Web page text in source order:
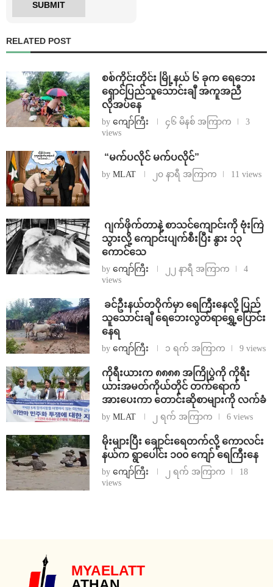
RELATED POST
စစ်ကိုင်းတိုင်း မြို့နယ် ၆ ခုက ရေဘေး
ရှောင်ပြည်သူသောင်းချီ အကူအညီ
လိုအပ်နေ
by ကျော်ကြီး ၄၆ မိနစ် အကြာက
3
views
⁨ ⁨“မက်ပလိုင် မက်ပလိုင်”
by MLAT ၂၀ နာရီ အကြာက 11 views
⁨⁩ ⁨ဂျက်ဖိုက်တာနဲ့ စာသင်ကျောင်းကို ဗုံးကြဲ
သွားလို့ ကျောင်းပျက်စီးပြီး နွား ၁၃
ကောင်သေ
by ကျော်ကြီး ၂၂ နာရီ အကြာက
4
views
⁩ ⁨ခင်ဦးနယ်တဝိုက်မှာ ရေကြီးနေလို့ ပြည်
သူသောင်းချီ ရေဘေးလွတ်ရာရွှေ့ပြောင်း
နေရ
by ကျော်ကြီး ၁ ရက် အကြာက 9 views
ကိုရီးယားက ၈၈၈၈ အကြိုပွဲကို ကိုရီး
ယားအမတ်ကိုယ်တိုင် တက်ရောက်
အားပေးကာ တောင်းဆိုစာများကို လက်ခံ
by MLAT ၂ ရက် အကြာက 6 views
⁨မိုးများပြီး ချောင်းရေတက်လို့ ကောလင်း
နယ်က ရွာပေါင်း ၁၀၀ ကျော် ရေကြီးနေ
by ကျော်ကြီး ၂ ရက် အကြာက
18
views
MYAELATT